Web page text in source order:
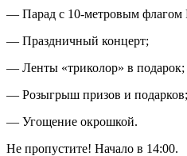
— Парад с 10-метровым флагом
— Праздничный концерт;
— Ленты «триколор» в подарок;
— Розыгрыш призов и подарков;
— Угощение окрошкой.
Не пропустите! Начало в 14:00.